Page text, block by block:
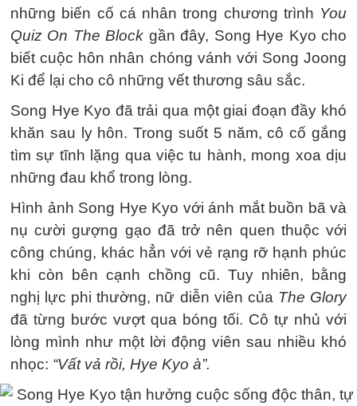
những biến cố cá nhân trong chương trình You
Quiz On The Block gần đây, Song Hye Kyo cho
biết cuộc hôn nhân chóng vánh với Song Joong
Ki để lại cho cô những vết thương sâu sắc.
Song Hye Kyo đã trải qua một giai đoạn đầy khó
khăn sau ly hôn. Trong suốt 5 năm, cô cố gắng
tìm sự tĩnh lặng qua việc tu hành, mong xoa dịu
những đau khổ trong lòng.
Hình ảnh Song Hye Kyo với ánh mắt buồn bã và
nụ cười gượng gạo đã trở nên quen thuộc với
công chúng, khác hẳn với vẻ rạng rỡ hạnh phúc
khi còn bên cạnh chồng cũ. Tuy nhiên, bằng
nghị lực phi thường, nữ diễn viên của The Glory
đã từng bước vượt qua bóng tối. Cô tự nhủ với
lòng mình như một lời động viên sau nhiều khó
nhọc: “Vất vả rồi, Hye Kyo à”.